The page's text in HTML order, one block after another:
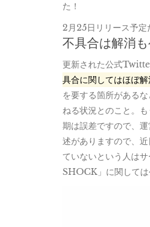
た！
2月25日リリース予
不具合は解消
更新された公式
具合に関してはほぼ
を要する箇所がある
ねる状況とのこと。
期は誤差ですので、
述がありますので、
ていないという人は
SHOCK」に関しては